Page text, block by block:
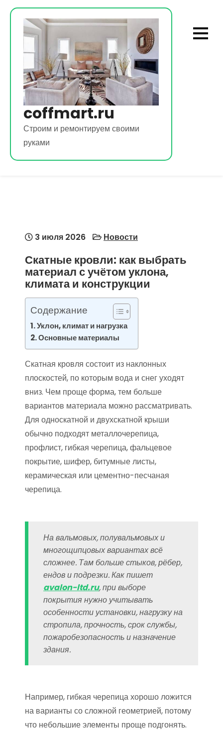
Перейти
содержимому
coffmart.ru
Строим и ремонтируем своими
руками
3 июля 2026 Новости
Скатные кровли: как выбрать
материал с учётом уклона,
климата и конструкции
Содержание
Уклон, климат и нагрузка
Основные материалы
Скатная кровля состоит из наклонных
плоскостей, по которым вода и снег уходят
вниз. Чем проще форма, тем больше
вариантов материала можно рассматривать.
Для односкатной и двухскатной крыши
обычно подходят металлочерепица,
профлист, гибкая черепица, фальцевое
покрытие, шифер, битумные листы,
керамическая или цементно-песчаная
черепица.
На вальмовых, полувальмовых и
многощипцовых вариантах всё
сложнее. Там больше стыков, рёбер,
ендов и подрезки. Как пишет
avalon-ltd.ru, при выборе
покрытия нужно учитывать
особенности установки, нагрузку на
стропила, прочность, срок службы,
пожаробезопасность и назначение
здания.
Например, гибкая черепица хорошо ложится
на варианты со сложной геометрией, потому
что небольшие элементы проще подгонять.